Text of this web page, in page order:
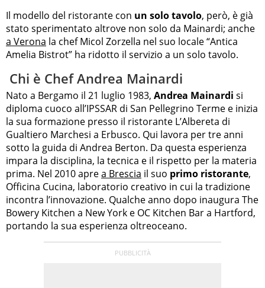
Il modello del ristorante con un solo tavolo, però, è già
stato sperimentato altrove non solo da Mainardi; anche
a Verona la chef Micol Zorzella nel suo locale “Antica
Amelia Bistrot” ha ridotto il servizio a un solo tavolo.
Chi è Chef Andrea Mainardi
Nato a Bergamo il 21 luglio 1983, Andrea Mainardi si
diploma cuoco all’IPSSAR di San Pellegrino Terme e inizia
la sua formazione presso il ristorante L’Albereta di
Gualtiero Marchesi a Erbusco. Qui lavora per tre anni
sotto la guida di Andrea Berton. Da questa esperienza
impara la disciplina, la tecnica e il rispetto per la materia
prima. Nel 2010 aprea Brescia il suo primo ristorante,
Officina Cucina, laboratorio creativo in cui la tradizione
incontra l’innovazione. Qualche anno dopo inaugura The
Bowery Kitchen a New York e OC Kitchen Bar a Hartford,
portando la sua esperienza oltreoceano.